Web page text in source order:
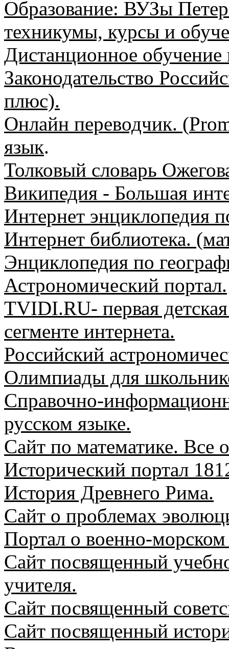
Образование: ВУЗы
техникумы, курсы и
Дистанционное
Законодательство
плюс).
Онлайн переводчик. (
язык.
Толковый словарь
Википедия - Большая
Интернет энциклопедия
Интернет библиотека.
Энциклопедия по
Астрономический портал.
TVIDI.RU- первая
сегменте интернета.
Российский
Олимпиады для
Справочно-
русском языке.
Сайт по математике. Все
Исторический портал
История Древнего Рима.
Сайт о проблемах
Портал о военно-
Сайт посвященный
учителя.
Сайт посвященный
Сайт посвященный